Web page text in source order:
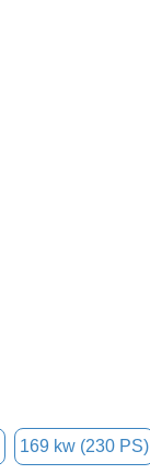
169 kw (230 PS)